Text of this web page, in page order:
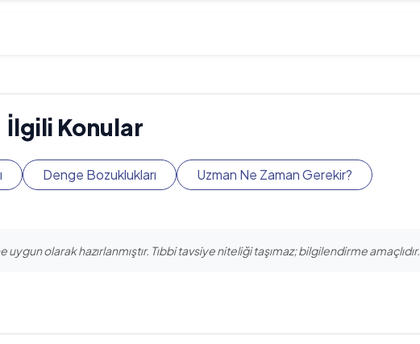
İlgili Konular
Denge Bozuklukları Uzman Ne Zaman Gerekir?
olarak hazırlanmıştır. Tıbbi tavsiye niteliği taşımaz; bilgilendirme amaçlıdır.